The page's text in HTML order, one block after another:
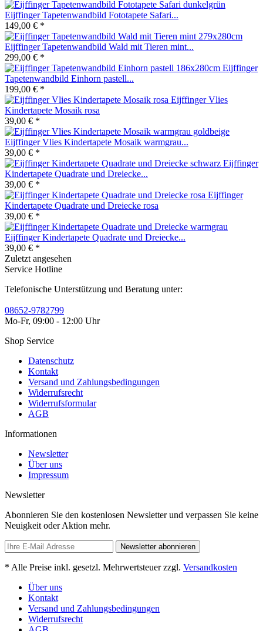
Eijffinger Tapetenwandbild Fototapete Safari...
149,00 € *
Eijffinger Tapetenwandbild Wald mit Tieren mint...
299,00 € *
Eijffinger
Tapetenwandbild Einhorn pastell...
199,00 € *
Eijffinger Vlies
Kindertapete Mosaik rosa
39,00 € *
Eijffinger Vlies Kindertapete Mosaik warmgrau...
39,00 € *
Eijffinger
Kindertapete Quadrate und Dreiecke...
39,00 € *
Eijffinger
Kindertapete Quadrate und Dreiecke rosa
39,00 € *
Eijffinger Kindertapete Quadrate und Dreiecke...
39,00 € *
Zuletzt angesehen
Service Hotline
Telefonische Unterstützung und Beratung unter:
08652-9782799
Mo-Fr, 09:00 - 12:00 Uhr
Shop Service
Datenschutz
Kontakt
Versand und Zahlungsbedingungen
Widerrufsrecht
Widerrufsformular
AGB
Informationen
Newsletter
Über uns
Impressum
Newsletter
Abonnieren Sie den kostenlosen Newsletter und verpassen Sie keine
Neuigkeit oder Aktion mehr.
Newsletter abonnieren
* Alle Preise inkl. gesetzl. Mehrwertsteuer zzgl. Versandkosten
Über uns
Kontakt
Versand und Zahlungsbedingungen
Widerrufsrecht